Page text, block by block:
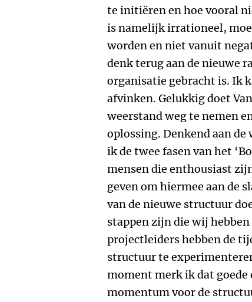
te initiëren en hoe vooral
is namelijk irrationeel,
worden en niet vanuit
denk terug aan de nieuwe
organisatie gebracht is. Ik
afvinken. Gelukkig doet
weerstand weg te nemen
oplossing. Denkend aan
ik de twee fasen van het
mensen die enthousiast
geven om hiermee aan de
van de nieuwe structuur
stappen zijn die wij
projectleiders hebben de
structuur te
moment merk ik dat goede
momentum voor de